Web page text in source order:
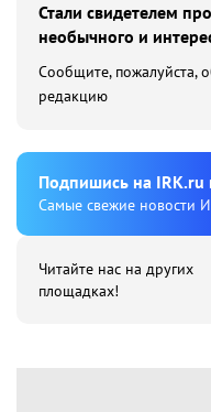
Стали свидетелем
необычного и
Сообщите, пожалуйста,
редакцию
Подпишиcь на IRK.ru
Cамые свежие новости
Читайте нас на других
площадках!